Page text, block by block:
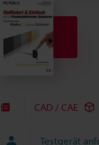
CAD / CAE
Testgerät